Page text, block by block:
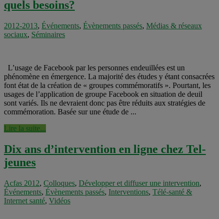
quels besoins?
2012-2013, Événements, Évènements passés, Médias & réseaux
sociaux, Séminaires
L’usage de Facebook par les personnes endeuillées est un
phénomène en émergence. La majorité des études y étant consacrées
font état de la création de « groupes commémoratifs ». Pourtant, les
usages de l’application de groupe Facebook en situation de deuil
sont variés. Ils ne devraient donc pas être réduits aux stratégies de
commémoration. Basée sur une étude de ...
Lire la suite...
Dix ans d’intervention en ligne chez Tel-
jeunes
Acfas 2012, Colloques, Développer et diffuser une intervention,
Événements, Évènements passés, Interventions, Télé-santé &
Internet santé, Vidéos